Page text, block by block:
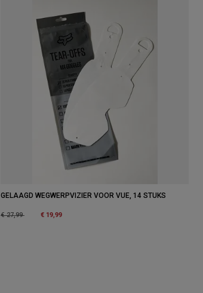
GELAAGD WEGWERPVIZIER VOOR VUE, 14 STUKS
Price reduced from
€ 27,99to € 19,99